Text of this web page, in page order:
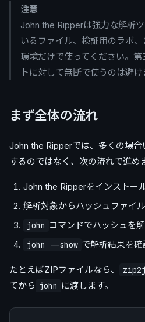
注意
John the Ripperは強力な解析
いるファイル、検証用のラボ
環境だけで使ってください。
トに対して無断で使うのは避け
まず全体の流れ
John the Ripperでは、多くの場
するのではなく、次の流れで進め
John the Ripperをインストー
解析対象からハッシュファイ
john コマンドでハッシュを
john --show で解析結果を確
たとえばZIPファイルなら、
てから john に渡します。